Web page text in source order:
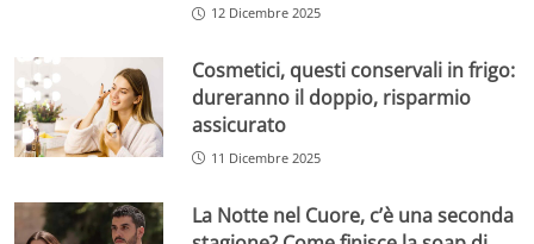
12 Dicembre 2025
Cosmetici, questi conservali in frigo:
dureranno il doppio, risparmio
assicurato
11 Dicembre 2025
La Notte nel Cuore, c’è una seconda